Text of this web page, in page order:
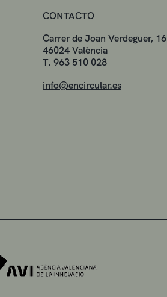
CONTACTO
Carrer de Joan Verdeguer, 16
46024 València
T. 963 510 028
info@encircular.es